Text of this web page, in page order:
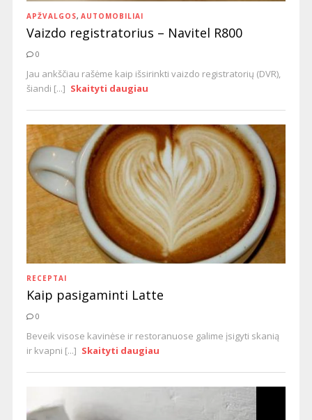
APŽVALGOS, AUTOMOBILIAI
Vaizdo registratorius – Navitel R800
0
Jau ankščiau rašėme kaip išsirinkti vaizdo registratorių (DVR),
šiandi [...] Skaityti daugiau
RECEPTAI
Kaip pasigaminti Latte
0
Beveik visose kavinėse ir restoranuose galime įsigyti skanią
ir kvapni [...] Skaityti daugiau